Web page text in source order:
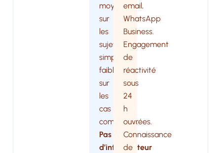
moyenne
sur
les
sujets
simples,
faible
sur
les
cas
complexes.
Pas
d’interlocuteur
email,
WhatsApp
Business.
Engagement
de
réactivité
sous
24
h
ouvrées.
Connaissance
de